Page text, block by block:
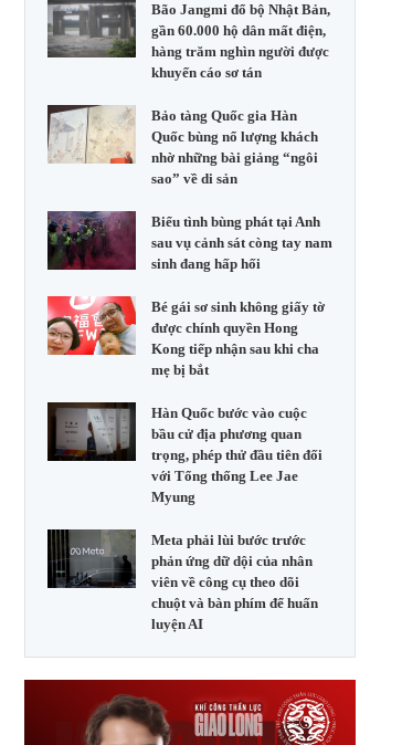
Bão Jangmi đổ bộ Nhật Bản,
gần 60.000 hộ dân mất điện,
hàng trăm nghìn người được
khuyến cáo sơ tán
Bảo tàng Quốc gia Hàn
Quốc bùng nổ lượng khách
nhờ những bài giảng “ngôi
sao” về di sản
Biểu tình bùng phát tại Anh
sau vụ cảnh sát còng tay nam
sinh đang hấp hối
Bé gái sơ sinh không giấy tờ
được chính quyền Hong
Kong tiếp nhận sau khi cha
mẹ bị bắt
Hàn Quốc bước vào cuộc
bầu cử địa phương quan
trọng, phép thử đầu tiên đối
với Tổng thống Lee Jae
Myung
Meta phải lùi bước trước
phản ứng dữ dội của nhân
viên về công cụ theo dõi
chuột và bàn phím để huấn
luyện AI